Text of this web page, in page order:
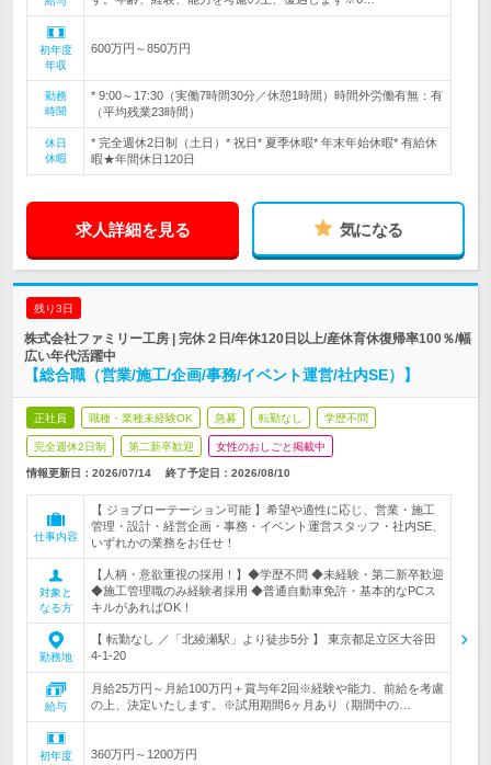
初年度
年収
600万円～850万円
勤務
時間
* 9:00～17:30（実働7時間30分／休憩1時間）時間外労働有無：有
（平均残業23時間）
休日
休暇
* 完全週休2日制（土日）* 祝日* 夏季休暇* 年末年始休暇* 有給休
暇★年間休日120日
求人詳細を見る 気になる
残り3日
株式会社ファミリー工房 | 完休２日/年休120日以上/産休育休復帰率100％/幅
広い年代活躍中
【総合職（営業/施工/企画/事務/イベント運営/社内SE）】
正社員 職種・業種未経験OK 急募 転勤なし 学歴不問
完全週休2日制 第二新卒歓迎 女性のおしごと掲載中
情報更新日：2026/07/14 終了予定日： 2026/08/10
仕事内容
【 ジョブローテーション可能 】希望や適性に応じ、営業・施工
管理・設計・経営企画・事務・イベント運営スタッフ・社内SE、
いずれかの業務をお任せ！
対象と
なる方
【人柄・意欲重視の採用！】◆学歴不問 ◆未経験・第二新卒歓迎
◆施工管理職のみ経験者採用 ◆普通自動車免許・基本的なPCス
キルがあればOK！
勤務地
【 転勤なし ／「北綾瀬駅」より徒歩5分 】 東京都足立区大谷田
4-1-20
給与
月給25万円～月給100万円＋賞与年2回※経験や能力、前給を考慮
の上、決定いたします。※試用期間6ヶ月あり（期間中の…
初年度 360万円～1200万円